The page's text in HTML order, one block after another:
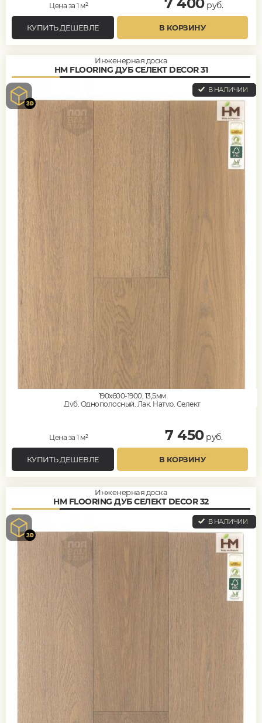
Цена за 1 м² руб.
КУПИТЬ ДЕШЕВЛЕ В КОРЗИНУ
Инженерная доска
HM FLOORING ДУБ СЕЛЕКТ DECOR 31
В НАЛИЧИИ
190x600-1900, 13,5мм
Дуб, Однополосный, Лак, Натур, Селект
Цена за 1 м² 7 450руб.
КУПИТЬ ДЕШЕВЛЕ В КОРЗИНУ
Инженерная доска
HM FLOORING ДУБ СЕЛЕКТ DECOR 32
В НАЛИЧИИ